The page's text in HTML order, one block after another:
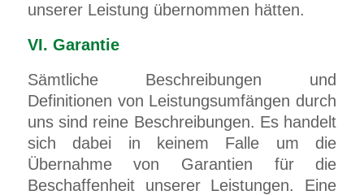
unserer Leistung übernommen hätten.
VI. Garantie
Sämtliche Beschreibungen und
Definitionen von Leistungsumfängen durch
uns sind reine Beschreibungen. Es handelt
sich dabei in keinem Falle um die
Übernahme von Garantien für die
Beschaffenheit unserer Leistungen. Eine